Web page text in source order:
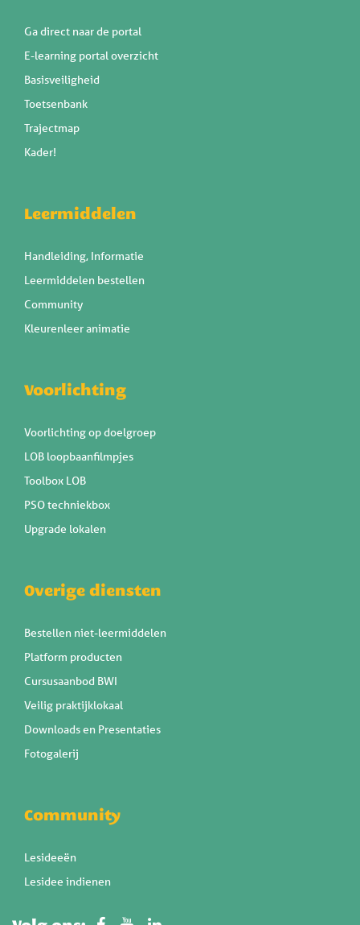
Ga direct naar de portal
E-learning portal overzicht
Basisveiligheid
Toetsenbank
Trajectmap
Kader!
Leermiddelen
Handleiding, Informatie
Leermiddelen bestellen
Community
Kleurenleer animatie
Voorlichting
Voorlichting op doelgroep
LOB loopbaanfilmpjes
Toolbox LOB
PSO techniekbox
Upgrade lokalen
Overige diensten
Bestellen niet-leermiddelen
Platform producten
Cursusaanbod BWI
Veilig praktijklokaal
Downloads en Presentaties
Fotogalerij
Community
Lesideeën
Lesidee indienen